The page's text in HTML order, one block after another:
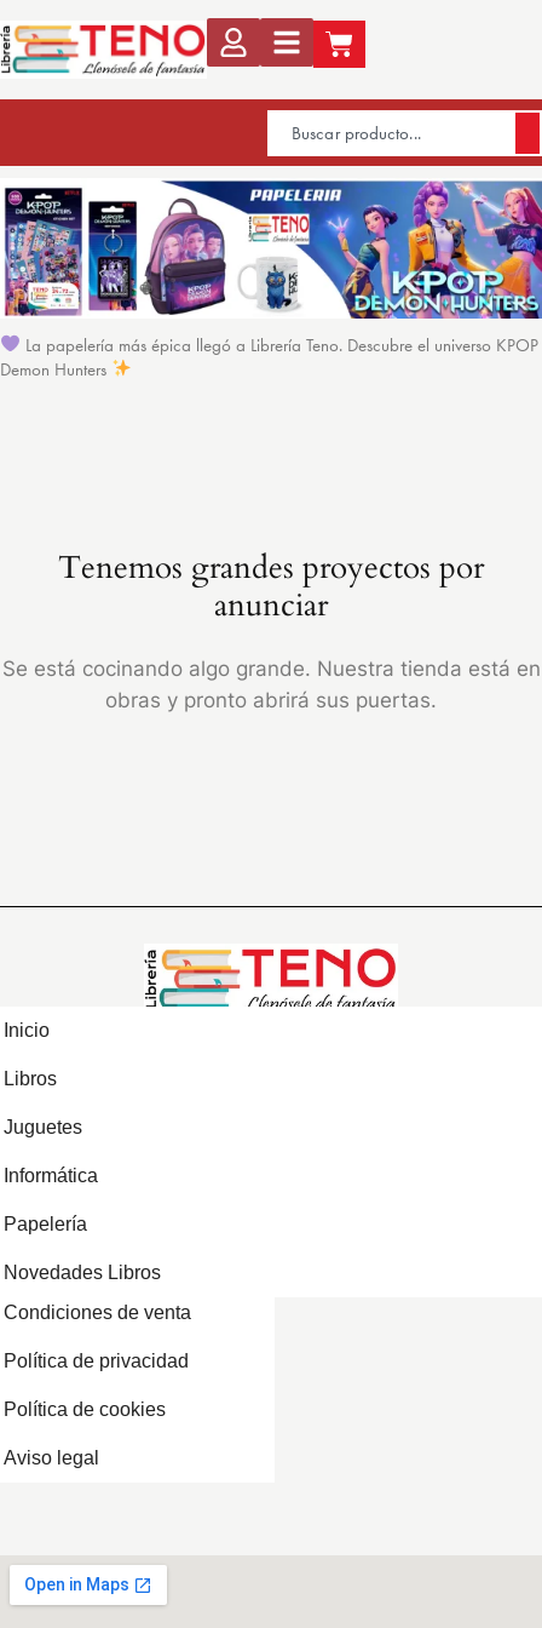
La papelería más épica llegó a Librería Teno. Descubre el universo KPOP
Demon Hunters
Tenemos grandes proyectos por
anunciar
Se está cocinando algo grande. Nuestra tienda está en
obras y pronto abrirá sus puertas.
Inicio
Libros
Juguetes
Informática
Papelería
Novedades Libros
Condiciones de venta
Política de privacidad
Política de cookies
Aviso legal